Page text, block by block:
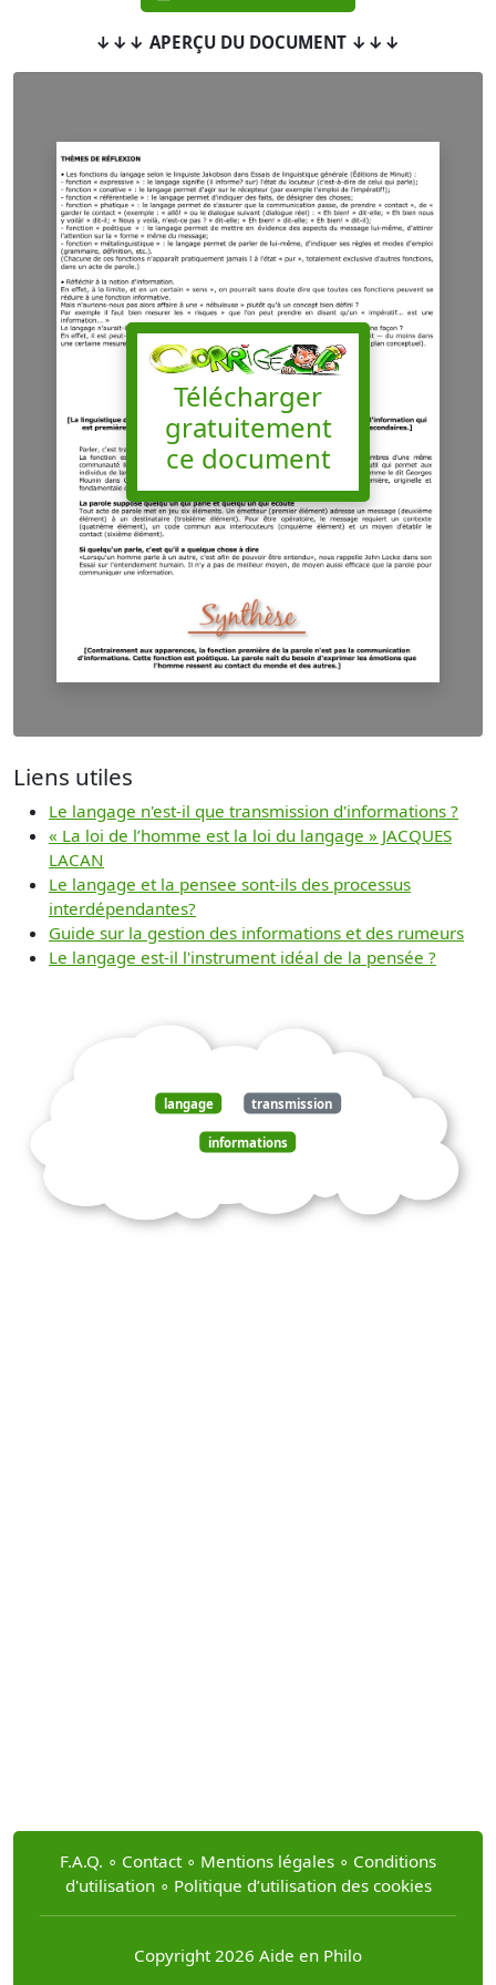
↓↓↓ APERÇU DU DOCUMENT ↓↓↓
Télécharger
gratuitement
ce document
Liens utiles
Le langage n'est-il que transmission d'informations ?
« La loi de l’homme est la loi du langage » JACQUES
LACAN
Le langage et la pensee sont-ils des processus
interdépendantes?
Guide sur la gestion des informations et des rumeurs
Le langage est-il l'instrument idéal de la pensée ?
langage transmission
informations
F.A.Q. ∘ Contact ∘ Mentions légales ∘ Conditions
d'utilisation∘ Politique d’utilisation des cookies
Copyright 2026 Aide en Philo